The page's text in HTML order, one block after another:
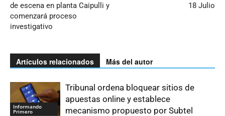
de escena en planta Caipulli y
comenzará proceso
investigativo
18 Julio
Artículos relacionados Más del autor
Informando
Primero
Tribunal ordena bloquear sitios de
apuestas online y establece
mecanismo propuesto por Subtel